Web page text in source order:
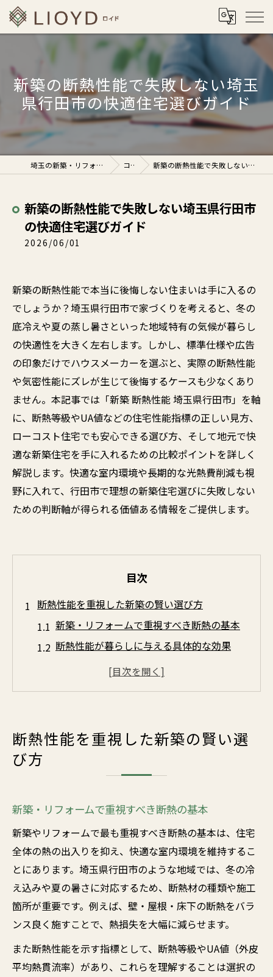
新築の断熱性能で失敗しない埼玉
県行田市の快適住宅選びガイド
埼玉の新築・リフォームなら株式会社ロイド コラム 新築の断熱性能で失敗しない埼玉県行田市の快適住宅選びガイド
新築の断熱性能で失敗しない埼玉県行田市
の快適住宅選びガイド
2026/06/01
新築の断熱性能で本当に後悔しない住まいは手に入るの
でしょうか？埼玉県行田市で家づくりを考えると、冬の
底冷えや夏の蒸し暑さといった地域特有の気候が暮らし
の快適性を大きく左右します。しかし、標準仕様や広告
の印象だけでハウスメーカーを選ぶと、実際の断熱性能
や気密性能にズレが生じて後悔するケースも少なくあり
ません。本記事では「新築 断熱性能 埼玉県行田市」を軸
に、断熱等級やUA値などの住宅性能指標の正しい見方、
ローコスト住宅でも安心できる選び方、そして地元で快
適な新築住宅を手に入れるための比較ポイントを詳しく
解説します。快適な室内環境や長期的な光熱費削減も視
野に入れて、行田市で理想の新築住宅選びに失敗しない
ための判断軸が得られる価値ある情報をご提供します。
目次
断熱性能を重視した新築の賢い選び方
新築・リフォームで重視すべき断熱の基本
断熱性能が暮らしに与える具体的な効果
気密性と断熱性の両立が新築選びのカギ
快適な住まい作りに必要な断熱知識
断熱材の特徴と新築・リフォーム選びの基
新築で重視したい断熱性能の基礎知識
断熱性能を高めるための施工ポイント
新築・リフォームの断熱対策と快適性向上
新築で実現できる省エネ住宅の秘密
新築・リフォームで光熱費を抑える断熱方
法
断熱性能向上による省エネ住宅の魅力とは
断熱性能を重視した新築の賢い選
び方
新築・リフォームで重視すべき断熱の基本
新築やリフォームで最も重視すべき断熱の基本は、住宅
全体の熱の出入りを抑え、快適な室内環境を維持するこ
とにあります。埼玉県行田市のような地域では、冬の冷
え込みや夏の暑さに対応するため、断熱材の種類や施工
箇所が重要です。例えば、壁・屋根・床下の断熱をバラ
ンス良く施すことで、熱損失を大幅に減らせます。
また断熱性能を示す指標として、断熱等級やUA値（外皮
平均熱貫流率）があり、これらを理解することは選択の